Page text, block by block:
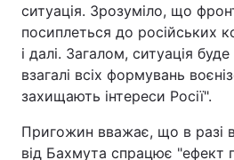
ситуація. Зрозуміло, що
посиплеться до російських
і далі. Загалом, ситуація
взагалі всіх формувань
захищають інтереси Росії".
Пригожин вважає, що в разі
від Бахмута спрацює "ефект